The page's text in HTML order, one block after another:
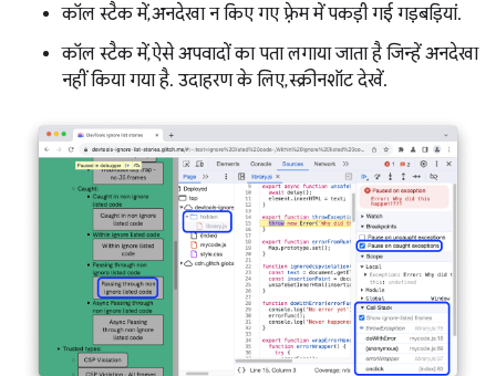
कॉल स्टैक में, अनदेखा न किए गए फ़्रेम में पकड़ी गई गड़बड़ियां.
कॉल स्टैक में, ऐसे अपवादों का पता लगाया जाता है जिन्हें अनदेखा
नहीं किया गया है. उदाहरण के लिए, स्क्रीनशॉट देखें.